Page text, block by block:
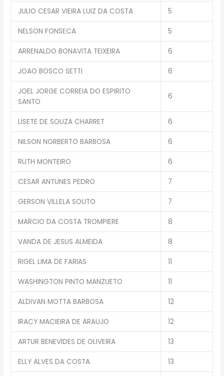
JULIO CESAR VIEIRA LUIZ DA COSTA 5
NELSON FONSECA 5
ARRENALDO BONAVITA TEIXEIRA 6
JOAO BOSCO SETTI 6
JOEL JORGE CORREIA DO ESPIRITO
SANTO
6
LISETE DE SOUZA CHARRET 6
NILSON NORBERTO BARBOSA 6
RUTH MONTEIRO 6
CESAR ANTUNES PEDRO 7
GERSON VILLELA SOUTO 7
MARCIO DA COSTA TROMPIERE 8
VANDA DE JESUS ALMEIDA 8
RIGEL LIMA DE FARIAS 11
WASHINGTON PINTO MANZUETO 11
ALDIVAN MOTTA BARBOSA 12
IRACY MACIEIRA DE ARAUJO 12
ARTUR BENEVIDES DE OLIVEIRA 13
ELLY ALVES DA COSTA 13